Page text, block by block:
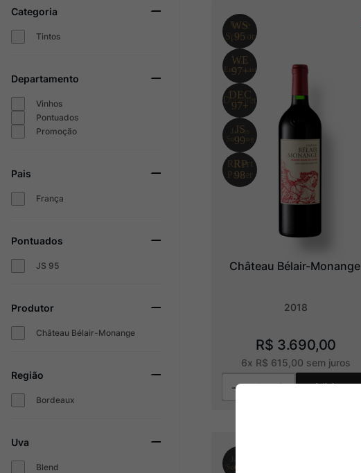
Categoria
Tintos
Departamento
Vinhos
Pontuados
Promoção
Pais
França
Pontuados
JS 95
Produtor
Château Bélair-Monange
Região
Bordeaux
Uva
Blend
Château Bélair-Monange
2018
R$ 3.690,00
6x R$ 615 00 sem juros
Adicionar